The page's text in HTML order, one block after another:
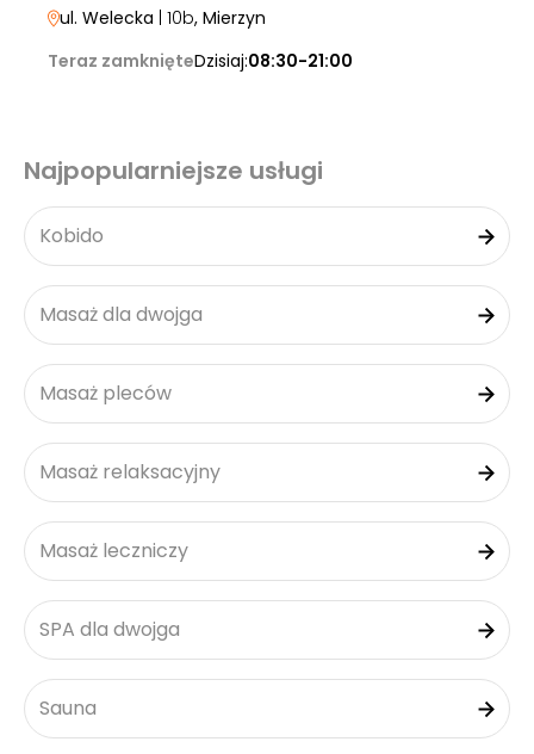
ul. Welecka | 10b, Mierzyn
Teraz zamknięteDzisiaj:08:30-21:00
Najpopularniejsze usługi
Kobido
Masaż dla dwojga
Masaż pleców
Masaż relaksacyjny
Masaż leczniczy
SPA dla dwojga
Sauna